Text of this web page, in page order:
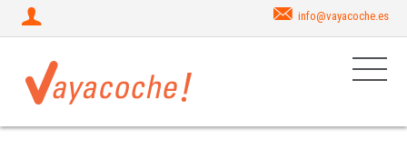
info@vayacoche.es